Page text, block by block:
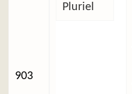
903
Pluriel